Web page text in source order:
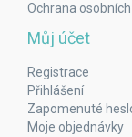
Ochrana
Můj účet
Registrace
Přihlášení
Zapomenuté
Moje objednávky